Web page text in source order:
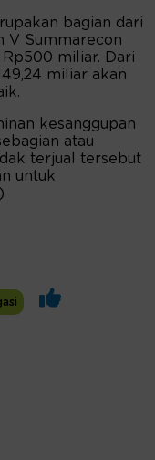
bagian dari
V Summarecon
Rp500 miliar. Dari
miliar akan
kesanggupan
atau
terjual tersebut
untuk